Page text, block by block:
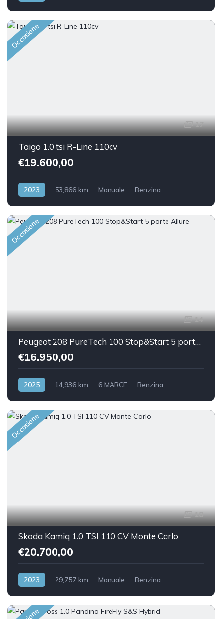
Occasione
17
Taigo 1.0 tsi R-Line 110cv
€19.600,00
2023 53,866 km Manuale
Benzina
Occasione
14
Peugeot 208 PureTech 100 Stop&Start 5 porte Allure
€16.950,00
2025 14,936 km 6 MARCE
Benzina
Occasione
18
Skoda Kamiq 1.0 TSI 110 CV Monte Carlo
€20.700,00
2023 29,757 km Manuale
Benzina